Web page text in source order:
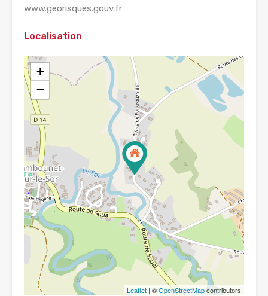
www.georisques.gouv.fr
Localisation
+
−
Leaflet | ©OpenStreetMapcontributors